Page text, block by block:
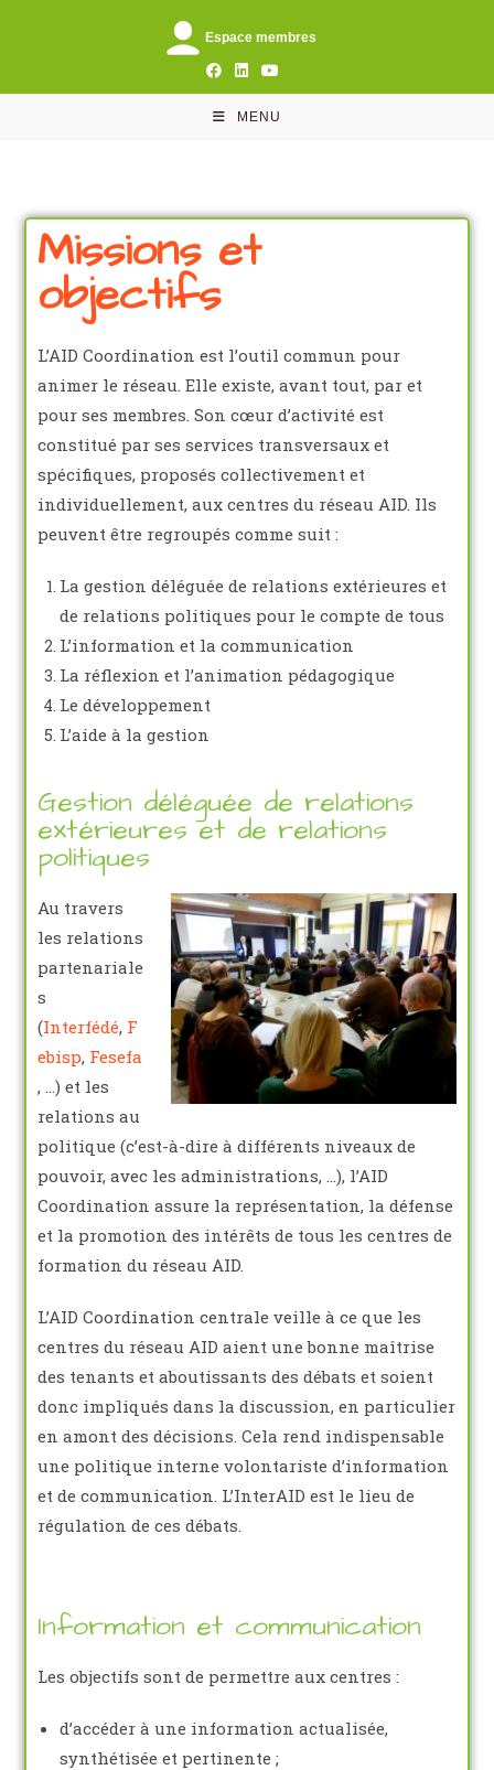
Espace membres
MENU
Missions et
objectifs
L’AID Coordination est l’outil commun pour
animer le réseau. Elle existe, avant tout, par et
pour ses membres. Son cœur d’activité est
constitué par ses services transversaux et
spécifiques, proposés collectivement et
individuellement, aux centres du réseau AID. Ils
peuvent être regroupés comme suit :
La gestion déléguée de relations extérieures et
de relations politiques pour le compte de tous
L’information et la communication
La réflexion et l’animation pédagogique
Le développement
L’aide à la gestion
Gestion déléguée de relations
extérieures et de relations
politiques
Au travers
les relations
partenariale
s
(Interfédé, F
ebisp, Fesefa
, …) et les
relations au
politique (c’est-à-dire à différents niveaux de
pouvoir, avec les administrations, …), l’AID
Coordination assure la représentation, la défense
et la promotion des intérêts de tous les centres de
formation du réseau AID.
L’AID Coordination centrale veille à ce que les
centres du réseau AID aient une bonne maîtrise
des tenants et aboutissants des débats et soient
donc impliqués dans la discussion, en particulier
en amont des décisions. Cela rend indispensable
une politique interne volontariste d’information
et de communication. L’InterAID est le lieu de
régulation de ces débats.
Information et communication
Les objectifs sont de permettre aux centres :
d’accéder à une information actualisée,
synthétisée et pertinente ;